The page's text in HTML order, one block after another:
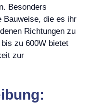
Besonders
Bauweise, die es ihr
Richtungen zu
zu 600W bietet
zur